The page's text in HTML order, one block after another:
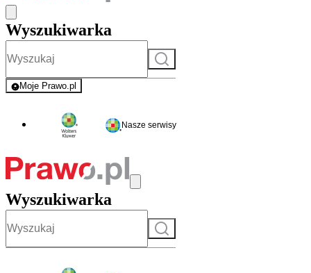
Wyszukiwarka
Szukaj
Moje Prawo.pl
- rejestracja i logowanie do serwisu
Nasze serwisy
Wyszukiwarka
Szukaj